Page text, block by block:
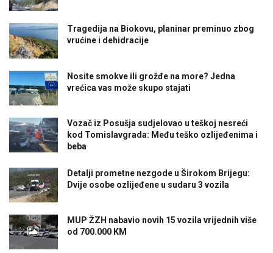
Tragedija na Biokovu, planinar preminuo zbog
vrućine i dehidracije
Nosite smokve ili grožđe na more? Jedna
vrećica vas može skupo stajati
Vozač iz Posušja sudjelovao u teškoj nesreći
kod Tomislavgrada: Među teško ozlijeđenima i
beba
Detalji prometne nezgode u Širokom Brijegu:
Dvije osobe ozlijeđene u sudaru 3 vozila
MUP ŽZH nabavio novih 15 vozila vrijednih više
od 700.000 KM